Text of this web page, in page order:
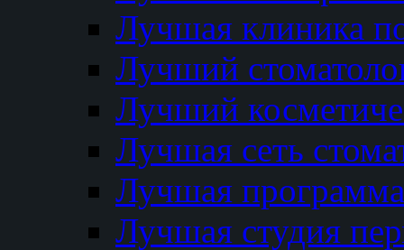
Лучшая клиника
Лучший
Лучший
Лучшая сеть
Лучшая программа
Лучшая студия